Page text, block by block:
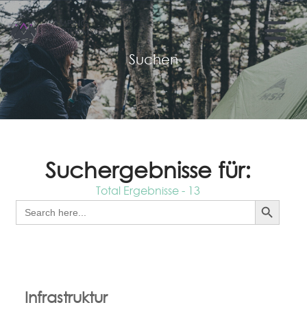
Suchen
Suchergebnisse für:
Total Ergebnisse - 13
Search
for:
Search Button
Infrastruktur